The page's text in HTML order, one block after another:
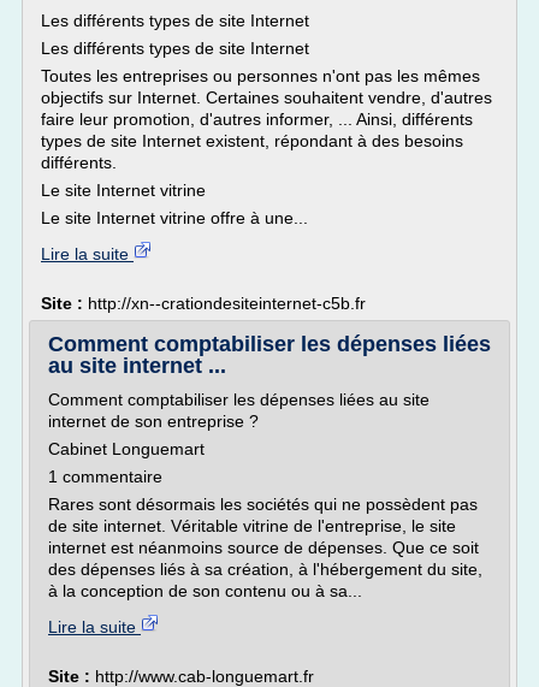
Les différents types de site Internet
Les différents types de site Internet
Toutes les entreprises ou personnes n'ont pas les mêmes
objectifs sur Internet. Certaines souhaitent vendre, d'autres
faire leur promotion, d'autres informer, ... Ainsi, différents
types de site Internet existent, répondant à des besoins
différents.
Le site Internet vitrine
Le site Internet vitrine offre à une...
Lire la suite
Site : http://xn--crationdesiteinternet-c5b.fr
Comment comptabiliser les dépenses liées
au site internet ...
Comment comptabiliser les dépenses liées au site
internet de son entreprise ?
Cabinet Longuemart
1 commentaire
Rares sont désormais les sociétés qui ne possèdent pas
de site internet. Véritable vitrine de l'entreprise, le site
internet est néanmoins source de dépenses. Que ce soit
des dépenses liés à sa création, à l'hébergement du site,
à la conception de son contenu ou à sa...
Lire la suite
Site : http://www.cab-longuemart.fr